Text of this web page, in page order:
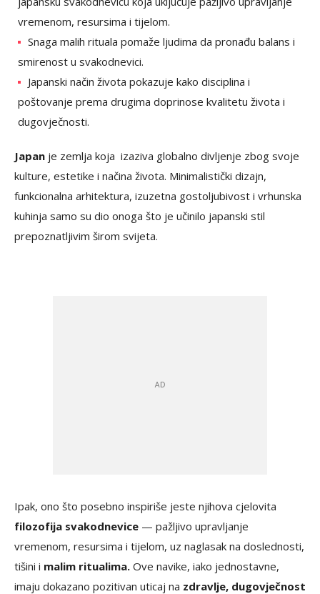
vremenom, resursima i tijelom.
Snaga malih rituala pomaže ljudima da pronađu balans i
smirenost u svakodnevici.
Japanski način života pokazuje kako disciplina i
poštovanje prema drugima doprinose kvalitetu života i
dugovječnosti.
Japan je zemlja koja izaziva globalno divljenje zbog svoje
kulture, estetike i načina života. Minimalistički dizajn,
funkcionalna arhitektura, izuzetna gostoljubivost i vrhunska
kuhinja samo su dio onoga što je učinilo japanski stil
prepoznatljivim širom svijeta.
Ipak, ono što posebno inspiriše jeste njihova cjelovita
filozofija svakodnevice — pažljivo upravljanje
vremenom, resursima i tijelom, uz naglasak na doslednosti,
tišini i malim ritualima. Ove navike, iako jednostavne,
imaju dokazano pozitivan uticaj na zdravlje, dugovječnost